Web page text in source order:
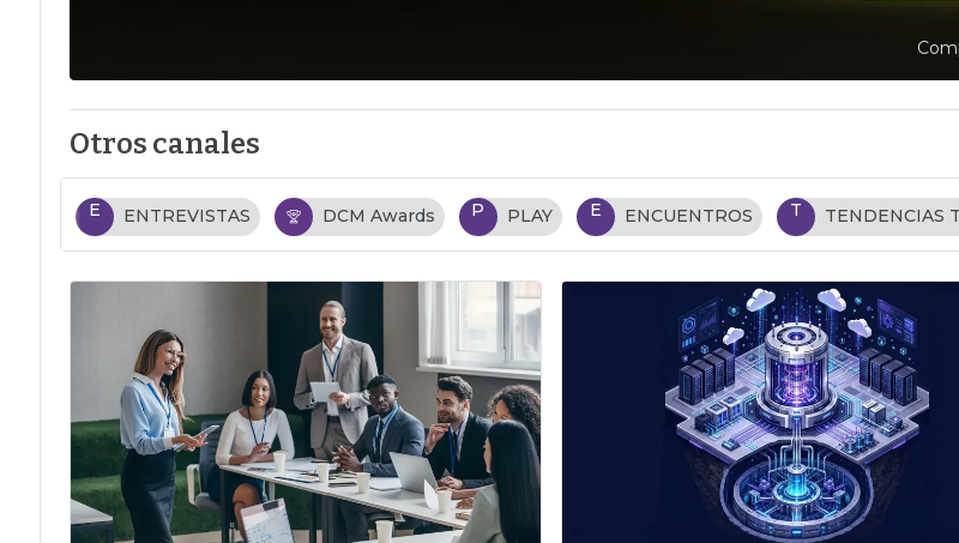
Otros canales
E ENTREVISTAS DCM Awards P PLAY E ENCUENTROS T TENDENCIAS